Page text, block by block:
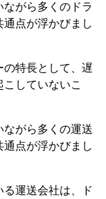
ながら多くのドラ
点が浮かびまし
の特長として、遅
していないこ
ながら多くの運送
点が浮かびまし
運送会社は、ド